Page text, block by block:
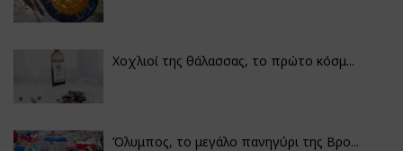
Χοχλιοί της θάλασσας, το πρώτο κόσμ...
Όλυμπος, το μεγάλο πανηγύρι της Βρο...